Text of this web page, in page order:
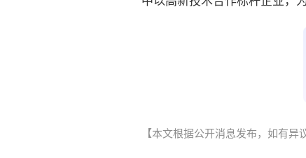
【本文根据公开消息发布，如有